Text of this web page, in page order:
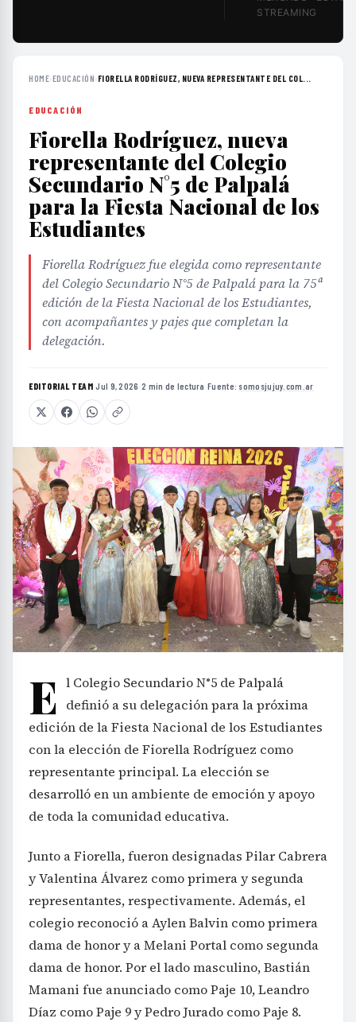
STREAMING
HOME›EDUCACIÓN› FIORELLA RODRÍGUEZ, NUEVA REPRESENTANTE DEL COL...
EDUCACIÓN
Fiorella Rodríguez, nueva
representante del Colegio
Secundario N°5 de Palpalá
para la Fiesta Nacional de los
Estudiantes
Fiorella Rodríguez fue elegida como representante
del Colegio Secundario N°5 de Palpalá para la 75ª
edición de la Fiesta Nacional de los Estudiantes,
con acompañantes y pajes que completan la
delegación.
EDITORIAL TEAM·Jul 9, 2026 ·2 min de lectura ·Fuente: somosjujuy.com.ar
E l Colegio Secundario N°5 de Palpalá
definió a su delegación para la próxima
edición de la Fiesta Nacional de los Estudiantes
con la elección de Fiorella Rodríguez como
representante principal. La elección se
desarrolló en un ambiente de emoción y apoyo
de toda la comunidad educativa.
Junto a Fiorella, fueron designadas Pilar Cabrera
y Valentina Álvarez como primera y segunda
representantes, respectivamente. Además, el
colegio reconoció a Aylen Balvin como primera
dama de honor y a Melani Portal como segunda
dama de honor. Por el lado masculino, Bastián
Mamani fue anunciado como Paje 10, Leandro
Díaz como Paje 9 y Pedro Jurado como Paje 8.